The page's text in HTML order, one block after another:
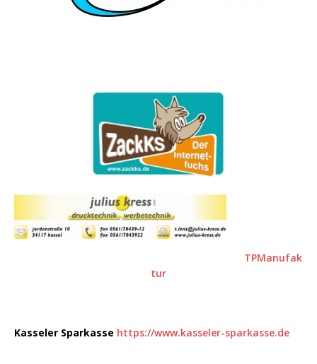
TPManufak
tur
Kasseler Sparkasse https://www.kasseler-sparkasse.de